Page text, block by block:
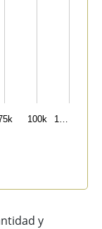
100k 1…
y